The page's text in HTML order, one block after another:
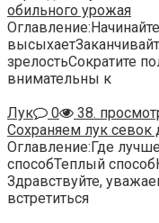
обильного урожая
зрелостьСократите
внимательны к
Лук
0
38.
Сохраняем лук севок
Оглавление:Где
способТеплый
Здравствуйте,
встретиться